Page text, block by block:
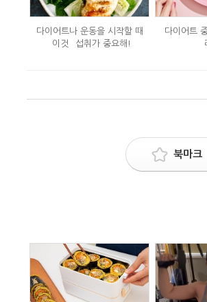
다이어트나 운동을 시작할 때
`이것` 섭취가 중요해!
다이어트
북마크